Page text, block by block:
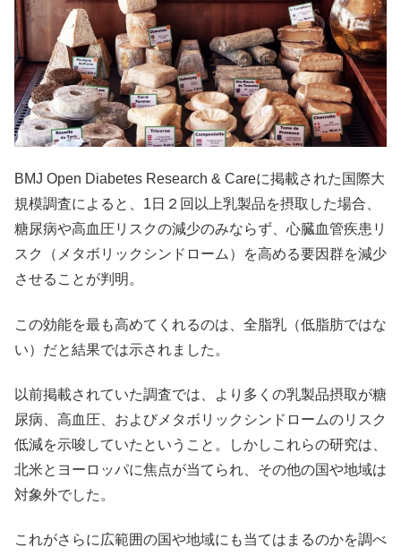
BMJ Open Diabetes Research & Careに掲載された国際大
規模調査によると、1日２回以上乳製品を摂取した場合、
糖尿病や高血圧リスクの減少のみならず、心臓血管疾患リ
スク（メタボリックシンドローム）を高める要因群を減少
させることが判明。
この効能を最も高めてくれるのは、全脂乳（低脂肪ではな
い）だと結果では示されました。
以前掲載されていた調査では、より多くの乳製品摂取が糖
尿病、高血圧、およびメタボリックシンドロームのリスク
低減を示唆していたということ。しかしこれらの研究は、
北米とヨーロッパに焦点が当てられ、その他の国や地域は
対象外でした。
これがさらに広範囲の国や地域にも当てはまるのかを調べ